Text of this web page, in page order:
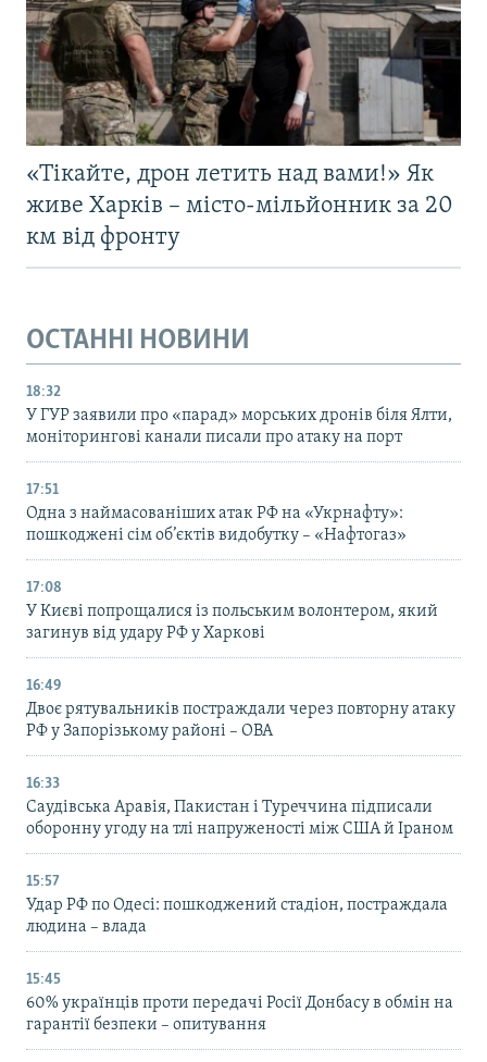
«Тікайте, дрон летить над вами!» Як
живе Харків – місто-мільйонник за 20
км від фронту
ОСТАННІ НОВИНИ
18:32
У ГУР заявили про «парад» морських дронів біля Ялти,
моніторингові канали писали про атаку на порт
17:51
Одна з наймасованіших атак РФ на «Укрнафту»:
пошкоджені сім об’єктів видобутку – «Нафтогаз»
17:08
У Києві попрощалися із польським волонтером, який
загинув від удару РФ у Харкові
16:49
Двоє рятувальників постраждали через повторну атаку
РФ у Запорізькому районі – ОВА
16:33
Саудівська Аравія, Пакистан і Туреччина підписали
оборонну угоду на тлі напруженості між США й Іраном
15:57
Удар РФ по Одесі: пошкоджений стадіон, постраждала
людина – влада
15:45
60% українців проти передачі Росії Донбасу в обмін на
гарантії безпеки – опитування